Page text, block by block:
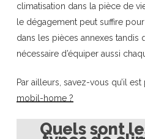
climatisation dans la pièce de
le dégagement peut suffire
dans les pièces annexes tandis
nécessaire d’équiper aussi
Par ailleurs, savez-vous qu’il
mobil-home ?
Quels sont